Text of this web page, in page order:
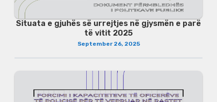
Situata e gjuhës së urrejtjes në gjysmën e parë
të vitit 2025
September 26, 2025